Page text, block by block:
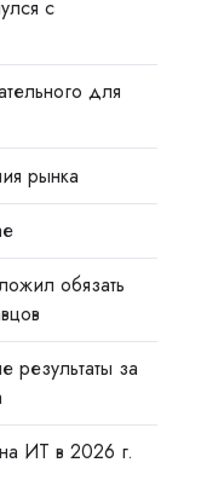
с
для
рынка
обязать
результаты за
ИТ в 2026 г.